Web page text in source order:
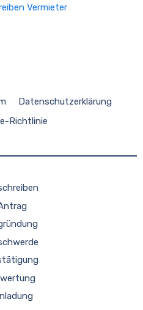
Vermieter
Datenschutzerklärung
Richtlinie